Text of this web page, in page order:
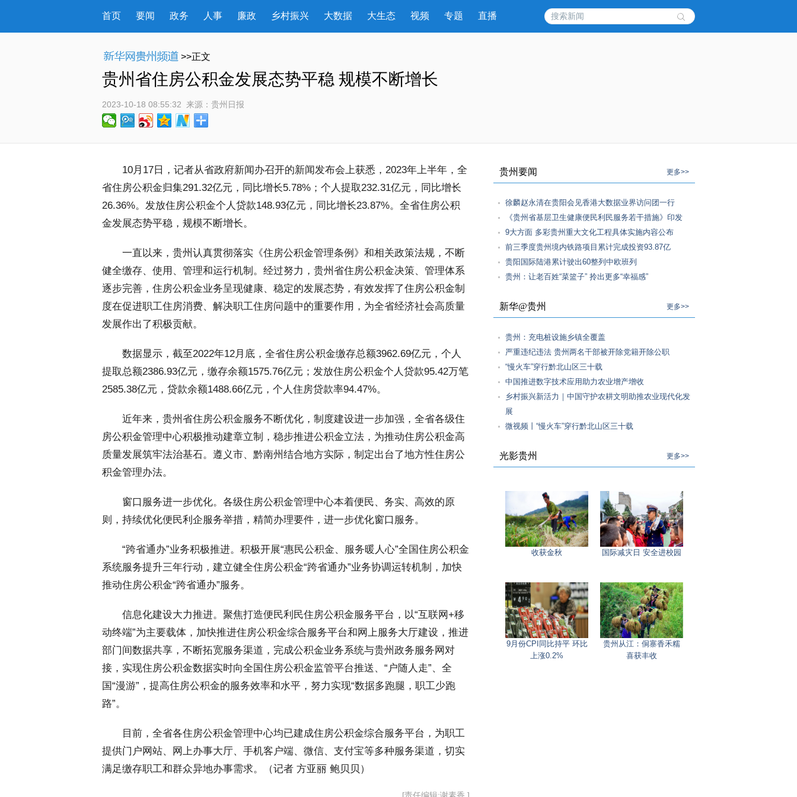
首页 要闻 政务 人事 廉政 乡村振兴 大数据 大生态 视频 专题 直播
>>正文
贵州省住房公积金发展态势平稳 规模不断增长
2023-10-18 08:55:32 来源： 贵州日报
10月17日，记者从省政府新闻办召开的新闻发布会上获悉，2023年上半年，全
省住房公积金归集291.32亿元，同比增长5.78%；个人提取232.31亿元，同比增长
26.36%。发放住房公积金个人贷款148.93亿元，同比增长23.87%。全省住房公积
金发展态势平稳，规模不断增长。
一直以来，贵州认真贯彻落实《住房公积金管理条例》和相关政策法规，不断
健全缴存、使用、管理和运行机制。经过努力，贵州省住房公积金决策、管理体系
逐步完善，住房公积金业务呈现健康、稳定的发展态势，有效发挥了住房公积金制
度在促进职工住房消费、解决职工住房问题中的重要作用，为全省经济社会高质量
发展作出了积极贡献。
数据显示，截至2022年12月底，全省住房公积金缴存总额3962.69亿元，个人
提取总额2386.93亿元，缴存余额1575.76亿元；发放住房公积金个人贷款95.42万笔
2585.38亿元，贷款余额1488.66亿元，个人住房贷款率94.47%。
近年来，贵州省住房公积金服务不断优化，制度建设进一步加强，全省各级住
房公积金管理中心积极推动建章立制，稳步推进公积金立法，为推动住房公积金高
质量发展筑牢法治基石。遵义市、黔南州结合地方实际，制定出台了地方性住房公
积金管理办法。
窗口服务进一步优化。各级住房公积金管理中心本着便民、务实、高效的原
则，持续优化便民利企服务举措，精简办理要件，进一步优化窗口服务。
“跨省通办”业务积极推进。积极开展“惠民公积金、服务暖人心”全国住房公积金
系统服务提升三年行动，建立健全住房公积金“跨省通办”业务协调运转机制，加快
推动住房公积金“跨省通办”服务。
信息化建设大力推进。聚焦打造便民利民住房公积金服务平台，以“互联网+移
动终端”为主要载体，加快推进住房公积金综合服务平台和网上服务大厅建设，推进
部门间数据共享，不断拓宽服务渠道，完成公积金业务系统与贵州政务服务网对
接，实现住房公积金数据实时向全国住房公积金监管平台推送、“户随人走”、全
国“漫游”，提高住房公积金的服务效率和水平，努力实现“数据多跑腿，职工少跑
路”。
目前，全省各住房公积金管理中心均已建成住房公积金综合服务平台，为职工
提供门户网站、网上办事大厅、手机客户端、微信、支付宝等多种服务渠道，切实
满足缴存职工和群众异地办事需求。（记者 方亚丽 鲍贝贝）
贵州要闻 更多>>
徐麟赵永清在贵阳会见香港大数据业界访问团一行
《贵州省基层卫生健康便民利民服务若干措施》印发
9大方面 多彩贵州重大文化工程具体实施内容公布
前三季度贵州境内铁路项目累计完成投资93.87亿
贵阳国际陆港累计驶出60整列中欧班列
贵州：让老百姓“菜篮子” 拎出更多“幸福感”
新华@贵州 更多>>
贵州：充电桩设施乡镇全覆盖
严重违纪违法 贵州两名干部被开除党籍开除公职
“慢火车”穿行黔北山区三十载
中国推进数字技术应用助力农业增产增收
乡村振兴新活力｜中国守护农耕文明助推农业现代化发
展
微视频丨“慢火车”穿行黔北山区三十载
光影贵州 更多>>
收获金秋 国际减灾日 安全进校园
9月份CPI同比持平 环比
上涨0.2%
贵州从江：侗寨香禾糯
喜获丰收